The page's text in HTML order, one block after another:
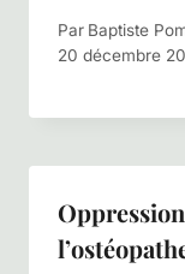
Par Baptiste
20 décembre